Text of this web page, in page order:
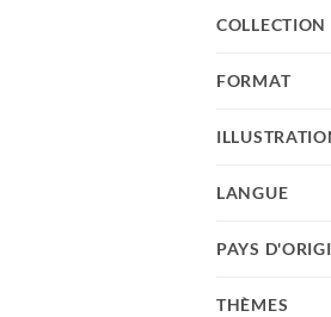
COLLECTION
FORMAT
LANGUE
PAYS
THÈMES